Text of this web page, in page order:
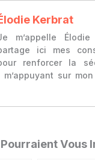
Kerbrat
m’appelle
ici mes
renforcer la
sur
Vous